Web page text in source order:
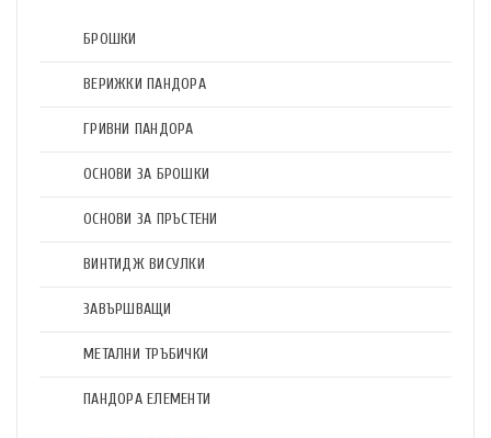
БРОШКИ
ВЕРИЖКИ ПАНДОРА
ГРИВНИ ПАНДОРА
ОСНОВИ ЗА БРОШКИ
ОСНОВИ ЗА ПРЪСТЕНИ
ВИНТИДЖ ВИСУЛКИ
ЗАВЪРШВАЩИ
МЕТАЛНИ ТРЪБИЧКИ
ПАНДОРА ЕЛЕМЕНТИ